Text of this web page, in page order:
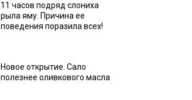
11 часов подряд слониха
рыла яму. Причина ее
поведения поразила всех!
Новое открытие. Сало
полезнее оливкового масла